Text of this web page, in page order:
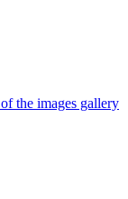
the images gallery